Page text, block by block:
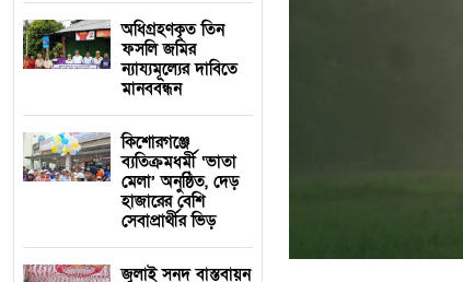
অধিগ্রহণকৃত তিন
ফসলি জমির
ন্যায্যমূল্যের দাবিতে
মানববন্ধন
কিশোরগঞ্জে
ব্যতিক্রমধর্মী ‘ভাতা
মেলা’ অনুষ্ঠিত, দেড়
হাজারের বেশি
সেবাপ্রার্থীর ভিড়
জুলাই সনদ বাস্তবায়ন